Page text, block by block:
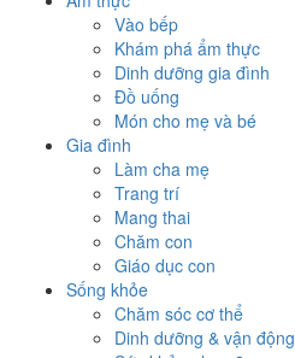
Vào bếp
Khám phá ẩm thực
Dinh dưỡng gia đình
Đồ uống
Món cho mẹ và bé
Gia đình
Làm cha mẹ
Trang trí
Mang thai
Chăm con
Giáo dục con
Sống khỏe
Chăm sóc cơ thể
Dinh dưỡng & vận động